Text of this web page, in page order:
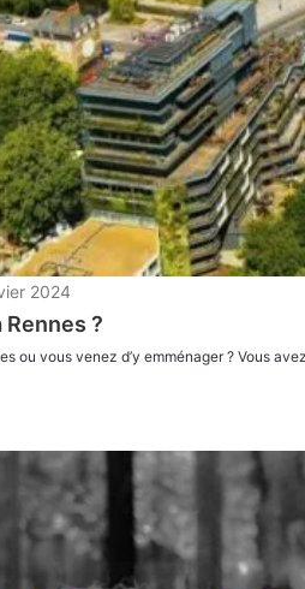
2024
Rennes ?
ou vous venez d’y emménager ? Vous